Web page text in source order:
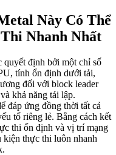
Này Có Thể
Nhanh Nhất
quyết định bởi một chỉ số
tính ổn định dưới tải,
đối với block leader
khả năng tái lập.
đáp ứng đồng thời tất cả
tố riêng lẻ. Bằng cách kết
thi ổn định và vị trí mạng
kiện thực thi luôn nhanh